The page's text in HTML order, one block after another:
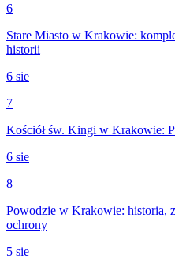
6
Stare Miasto w Krakowie:
historii
6 sie
7
Kościół św. Kingi w Krakowie:
6 sie
8
Powodzie w Krakowie: historia,
ochrony
5 sie